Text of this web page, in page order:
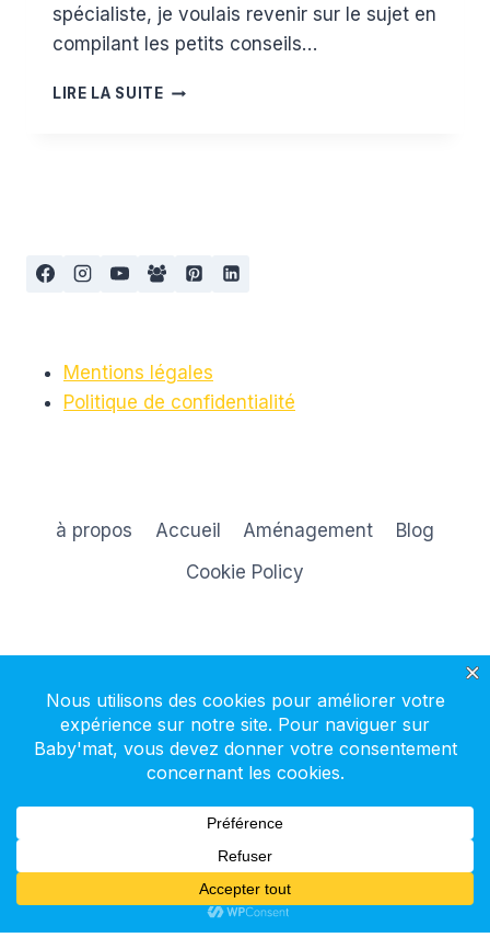
spécialiste, je voulais revenir sur le sujet en
compilant les petits conseils…
LIRE LA SUITEMON
Mentions légales
Politique de confidentialité
à propos Accueil Aménagement
Blog
Cookie Policy
S'inscrire à la newsletter
Kadence WP